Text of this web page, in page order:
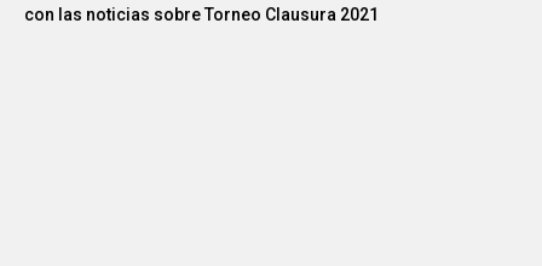
con las noticias sobre Torneo Clausura 2021